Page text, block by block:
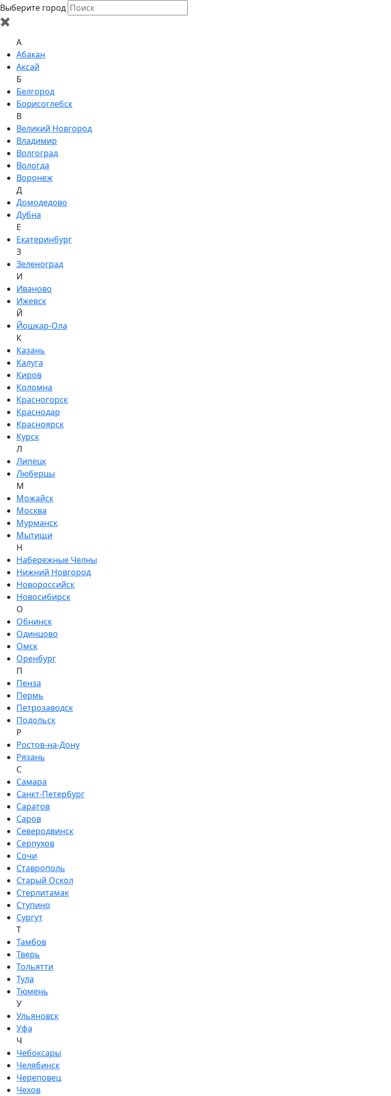
Выберите город
✖
A
Абакан
Аксай
Б
Белгород
Борисоглебск
В
Великий Новгород
Владимир
Волгоград
Вологда
Воронеж
Д
Домодедово
Дубна
Е
Екатеринбург
З
Зеленоград
И
Иваново
Ижевск
Й
Йошкар-Ола
К
Казань
Калуга
Киров
Коломна
Красногорск
Краснодар
Красноярск
Курск
Л
Липецк
Люберцы
М
Можайск
Москва
Мурманск
Мытищи
Н
Набережные Челны
Нижний Новгород
Новороссийск
Новосибирск
О
Обнинск
Одинцово
Омск
Оренбург
П
Пенза
Пермь
Петрозаводск
Подольск
Р
Ростов-на-Дону
Рязань
С
Самара
Санкт-Петербург
Саратов
Саров
Северодвинск
Серпухов
Сочи
Ставрополь
Старый Оскол
Стерлитамак
Ступино
Сургут
Т
Тамбов
Тверь
Тольятти
Тула
Тюмень
У
Ульяновск
Уфа
Ч
Чебоксары
Челябинск
Череповец
Чехов